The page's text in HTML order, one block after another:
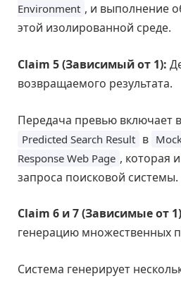
Environment , и выполнение
этой изолированной среде.
Claim 5 (Зависимый от 1):
возвращаемого результата.
Передача превью включает
Predicted Search Result в
Response Web Page , которая
запроса поисковой системы.
Claim 6 и 7 (Зависимые от
генерацию множественных
Система генерирует